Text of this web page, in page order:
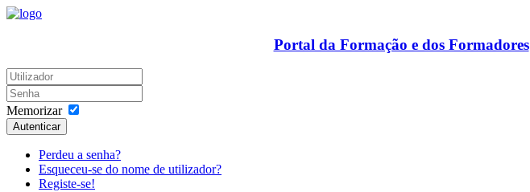
Portal da Formação e dos Formadores
Memorizar
Autenticar
Perdeu a senha?
Esqueceu-se do nome de utilizador?
Registe-se!